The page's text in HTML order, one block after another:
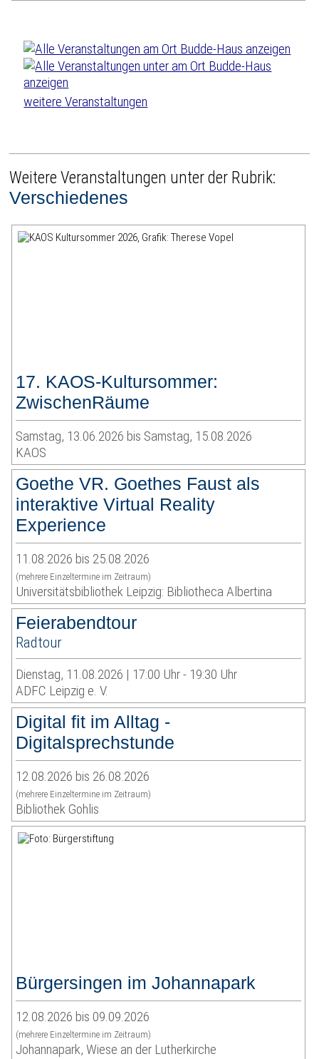
weitere Veranstaltungen
Weitere Veranstaltungen unter der Rubrik:
Verschiedenes
17. KAOS-Kultursommer:
ZwischenRäume
Samstag, 13.06.2026 bis Samstag, 15.08.2026
KAOS
Goethe VR. Goethes Faust als
interaktive Virtual Reality
Experience
11.08.2026 bis 25.08.2026
(mehrere Einzeltermine im Zeitraum)
Universitätsbibliothek Leipzig: Bibliotheca Albertina
Feierabendtour
Radtour
Dienstag, 11.08.2026 | 17:00 Uhr - 19:30 Uhr
ADFC Leipzig e. V.
Digital fit im Alltag -
Digitalsprechstunde
12.08.2026 bis 26.08.2026
(mehrere Einzeltermine im Zeitraum)
Bibliothek Gohlis
Bürgersingen im Johannapark
12.08.2026 bis 09.09.2026
(mehrere Einzeltermine im Zeitraum)
Johannapark, Wiese an der Lutherkirche